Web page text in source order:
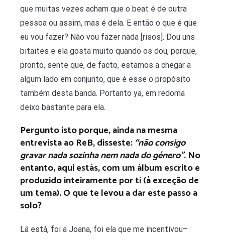
que muitas vezes acham que o beat é de outra
pessoa ou assim, mas é dela. E então o que é que
eu vou fazer? Não vou fazer nada [risos]. Dou uns
bitaites e ela gosta muito quando os dou, porque,
pronto, sente que, de facto, estamos a chegar a
algum lado em conjunto, que é esse o propósito
também desta banda. Portanto ya, em redoma
deixo bastante para ela.
Pergunto isto porque, ainda na mesma
entrevista ao ReB, disseste: “não consigo
gravar nada sozinha nem nada do género”. No
entanto, aqui estás, com um álbum escrito e
produzido inteiramente por ti (à exceção de
um tema). O que te levou a dar este passo a
solo?
Lá está, foi a Joana, foi ela que me incentivou–